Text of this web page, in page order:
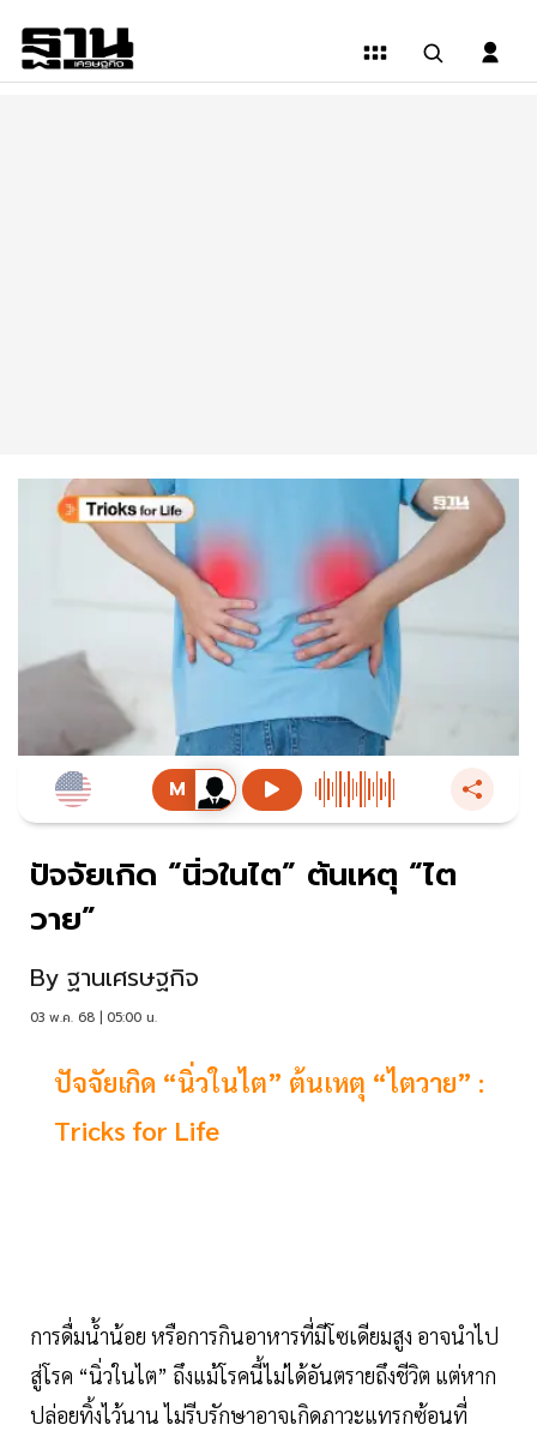
ปัจจัยเกิด “นิ่วในไต” ต้นเหตุ “ไต
วาย”
By ฐานเศรษฐกิจ
03 พ.ค. 68 | 05:00 น.
ปัจจัยเกิด “นิ่วในไต” ต้นเหตุ “ไตวาย” :
Tricks for Life
การดื่มน้ำน้อย หรือการกินอาหารที่มีโซเดียมสูง อาจนำไป
สู่โรค “นิ่วในไต” ถึงแม้โรคนี้ไม่ได้อันตรายถึงชีวิต แต่หาก
ปล่อยทิ้งไว้นาน ไม่รีบรักษาอาจเกิดภาวะแทรกซ้อนที่